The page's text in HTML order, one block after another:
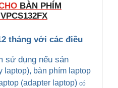
BÀN PHÍM
VPCS132FX
tháng với các điều
sử dụng nếu sản
laptop), bàn phím laptop
(adapter laptop) có